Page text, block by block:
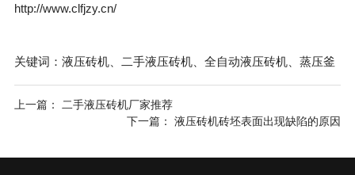
http://www.clfjzy.cn/
关键词：液压砖机、二手液压砖机、全自动液压砖机、蒸压釜
上一篇： 二手液压砖机厂家推荐
下一篇： 液压砖机砖坯表面出现缺陷的原因